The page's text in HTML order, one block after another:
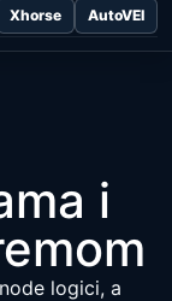
Xhorse AutoVEI
i
logici, a